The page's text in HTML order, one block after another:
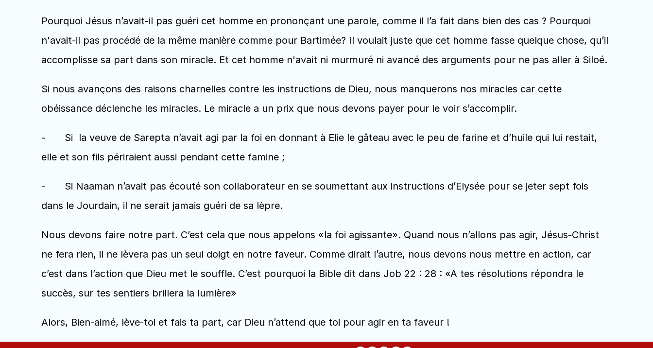
Pourquoi Jésus n’avait-il pas guéri cet homme en prononçant une parole, comme il l’a fait dans bien des cas ? Pourquoi
n'avait-il pas procédé de la même manière comme pour Bartimée? Il voulait juste que cet homme fasse quelque chose, qu’il
accomplisse sa part dans son miracle. Et cet homme n'avait ni murmuré ni avancé des arguments pour ne pas aller à Siloé.
Si nous avançons des raisons charnelles contre les instructions de Dieu, nous manquerons nos miracles car cette
obéissance déclenche les miracles. Le miracle a un prix que nous devons payer pour le voir s’accomplir.
-	Si  la veuve de Sarepta n’avait agi par la foi en donnant à Elie le gâteau avec le peu de farine et d’huile qui lui restait,
elle et son fils périraient aussi pendant cette famine ;
-	Si Naaman n’avait pas écouté son collaborateur en se soumettant aux instructions d’Elysée pour se jeter sept fois
dans le Jourdain, il ne serait jamais guéri de sa lèpre.
Nous devons faire notre part. C’est cela que nous appelons «la foi agissante». Quand nous n’allons pas agir, Jésus-Christ
ne fera rien, il ne lèvera pas un seul doigt en notre faveur. Comme dirait l’autre, nous devons nous mettre en action, car
c’est dans l’action que Dieu met le souffle. C’est pourquoi la Bible dit dans Job 22 : 28 : «A tes résolutions répondra le
succès, sur tes sentiers brillera la lumière»
Alors, Bien-aimé, lève-toi et fais ta part, car Dieu n’attend que toi pour agir en ta faveur !